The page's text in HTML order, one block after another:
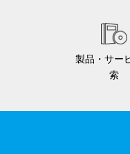
製品・サー
索